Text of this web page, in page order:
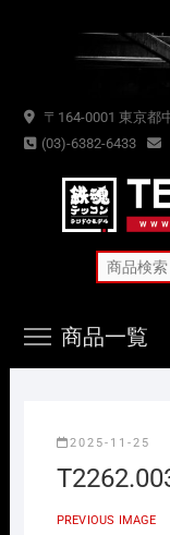
〒164-0001 東京都
(03)-6382-6433
商品一覧
2025-11-25
PREVIOUS IMAGE